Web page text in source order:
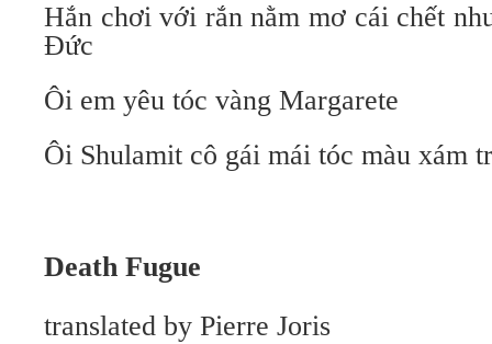
Hắn chơi với rắn nằm mơ cái chết
Đức
Ôi em yêu tóc vàng Margarete
Ôi Shulamit cô gái mái tóc màu xám
Death Fugue
translated by Pierre Joris